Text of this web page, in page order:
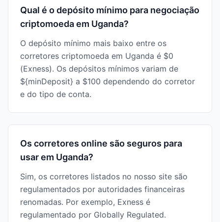
Qual é o depósito mínimo para negociação
criptomoeda em Uganda?
O depósito mínimo mais baixo entre os
corretores criptomoeda em Uganda é $0
(Exness). Os depósitos mínimos variam de
${minDeposit} a $100 dependendo do corretor
e do tipo de conta.
Os corretores online são seguros para
usar em Uganda?
Sim, os corretores listados no nosso site são
regulamentados por autoridades financeiras
renomadas. Por exemplo, Exness é
regulamentado por Globally Regulated.